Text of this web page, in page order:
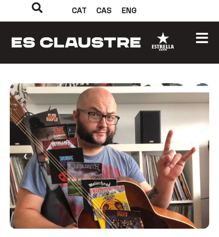
CAT CAS ENG
‹ ›